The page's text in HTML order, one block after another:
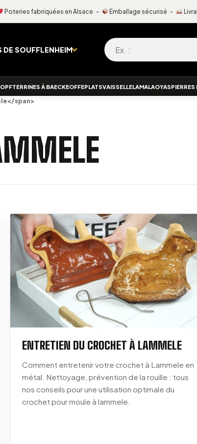
Poteries fabriquées en Alsace - Emballage sécurisé -
DE SOUFFLENHEIM
Recherche pour :
TERRINES À BAECKEOFFEPLATSVAISSELLELAMALAOYASPIERRES
span>
ENTRETIEN DU CROCHET À LAMMELE
Comment entretenir votre crochet à Lammele en
métal. Nettoyage, prévention de la rouille : tous
nos conseils pour une utilisation optimale du
crochet pour moule à lammele.